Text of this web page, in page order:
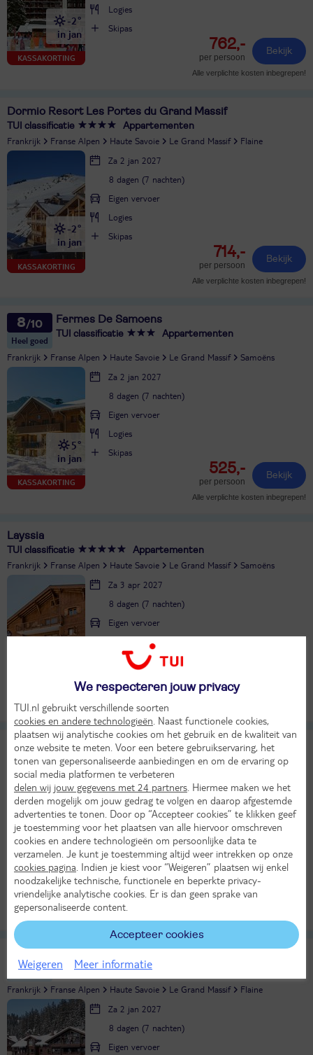
KASSAKORTING
-2°
in jan
Logies
Skipas
762,-
per persoon
Bekijk
Alle verplichte kosten inbegrepen!
Dormio Resort Les Portes du Grand Massif
TUI classificatie Appartementen
Frankrijk Franse Alpen Haute Savoie Le Grand Massif Flaine
KASSAKORTING
-2°
in jan
Za 2 jan 2027
8 dagen (7 nachten)
Eigen vervoer
Logies
Skipas
714,-
per persoon
Bekijk
Alle verplichte kosten inbegrepen!
8
Heel goed
Fermes De Samoens
TUI classificatie Appartementen
Frankrijk Franse Alpen Haute Savoie Le Grand Massif Samoëns
KASSAKORTING
5°
in jan
Za 2 jan 2027
8 dagen (7 nachten)
Eigen vervoer
Logies
Skipas
525,-
per persoon
Bekijk
Alle verplichte kosten inbegrepen!
Layssia
TUI classificatie Appartementen
Frankrijk Franse Alpen Haute Savoie Le Grand Massif Samoëns
Za 3 apr 2027
8 dagen (7 nachten)
Eigen vervoer
Skipas
per persoon
Odalys Residence Front de Neige
TUI classificatie Appartementen
Frankrijk Franse Alpen Haute Savoie Le Grand Massif
KASSAKORTING
2°
in jan
Za 2 jan 2027
8 dagen (7 nachten)
Eigen vervoer
Logies
Skipas
466,-
per persoon
Heel goed
Pierre & Vacances Les Terrasses d'Eos
TUI classificatie
Frankrijk Franse Alpen Haute Savoie Le Grand Massif Flaine
Za 2 jan 2027
8 dagen (7 nachten)
Eigen vervoer
We respecteren jouw privacy
TUI.nl gebruikt verschillende soorten
cookies en andere technologieën . Naast functionele cookies,
plaatsen wij analytische cookies om het gebruik en de kwaliteit van
onze website te meten. Voor een betere gebruikservaring, het
tonen van gepersonaliseerde aanbiedingen en om de ervaring op
social media platformen te verbeteren
delen wij jouw gegevens met 24 partners . Hiermee maken we het
derden mogelijk om jouw gedrag te volgen en daarop afgestemde
advertenties te tonen. Door op “Accepteer cookies” te klikken geef
je toestemming voor het plaatsen van alle hiervoor omschreven
cookies en andere technologieën om persoonlijke data te
verzamelen. Je kunt je toestemming altijd weer intrekken op onze
cookies pagina . Indien je kiest voor “Weigeren” plaatsen wij enkel
noodzakelijke technische, functionele en beperkte privacy-
vriendelijke analytische cookies. Er is dan geen sprake van
gepersonaliseerde content.
Accepteer cookies
Weigeren Meer informatie